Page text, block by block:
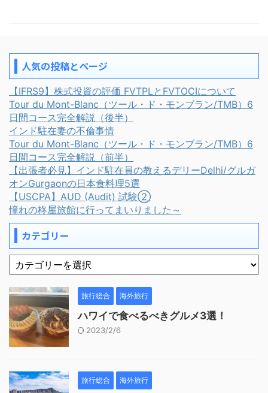
人気の投稿とページ
【IFRS9】株式投資の評価 FVTPLとFVTOCIについて
Tour du Mont-Blanc（ツール・ド・モンブラン/TMB）6
日間コース完全解説（後半）
インド駐在妻の不倫事情
Tour du Mont-Blanc（ツール・ド・モンブラン/TMB）6
日間コース完全解説（前半）
【出張者必見】インド駐在員の教えるデリーDelhi/グルガ
オンGurgaonの日本食料理5選
【USCPA】AUD (Audit) 試験②
憧れの柊屋旅館に行ってまいりました～
カテゴリー
旅行総合 海外旅行
ハワイで食べるべきグルメ3選！
2023/2/6
旅行総合 海外旅行